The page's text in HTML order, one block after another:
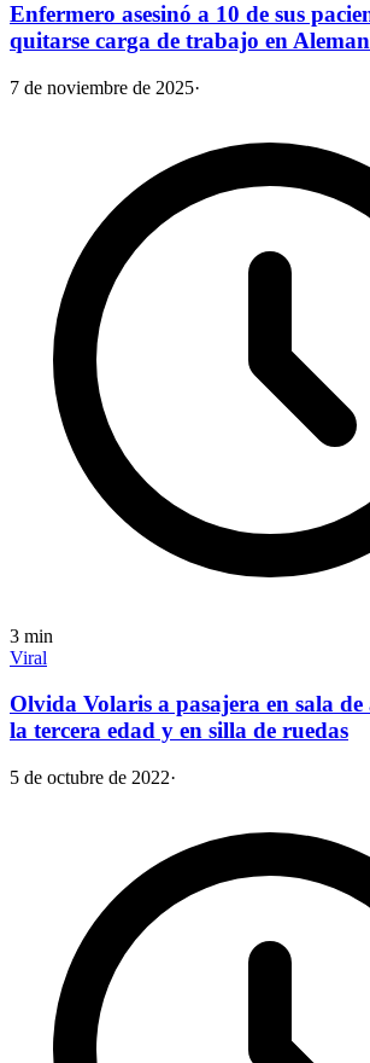
Enfermero asesinó a 10 de sus
quitarse carga de trabajo en
7 de noviembre de 2025·
3 min
Viral
Olvida Volaris a pasajera en sala
la tercera edad y en silla de ruedas
5 de octubre de 2022·